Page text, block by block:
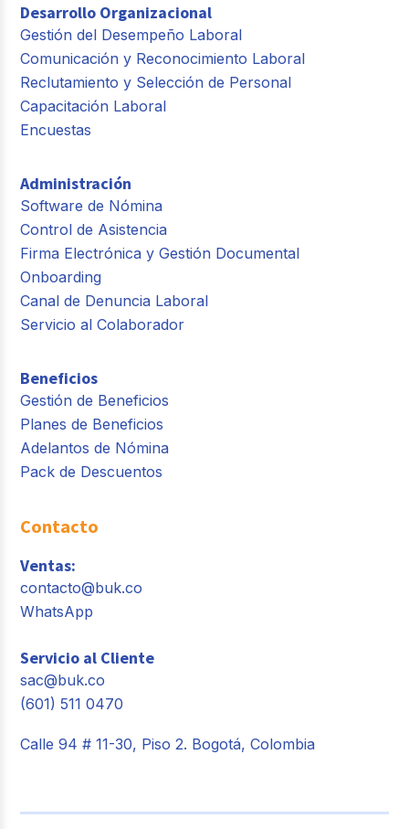
Desarrollo Organizacional
Gestión del Desempeño Laboral
Comunicación y Reconocimiento Laboral
Reclutamiento y Selección de Personal
Capacitación Laboral
Encuestas
Administración
Software de Nómina
Control de Asistencia
Firma Electrónica y Gestión Documental
Onboarding
Canal de Denuncia Laboral
Servicio al Colaborador
Beneficios
Gestión de Beneficios
Planes de Beneficios
Adelantos de Nómina
Pack de Descuentos
Contacto
Ventas:
contacto@buk.co
WhatsApp
Servicio al Cliente
sac@buk.co
(601) 511 0470
Calle 94 # 11-30, Piso 2. Bogotá, Colombia